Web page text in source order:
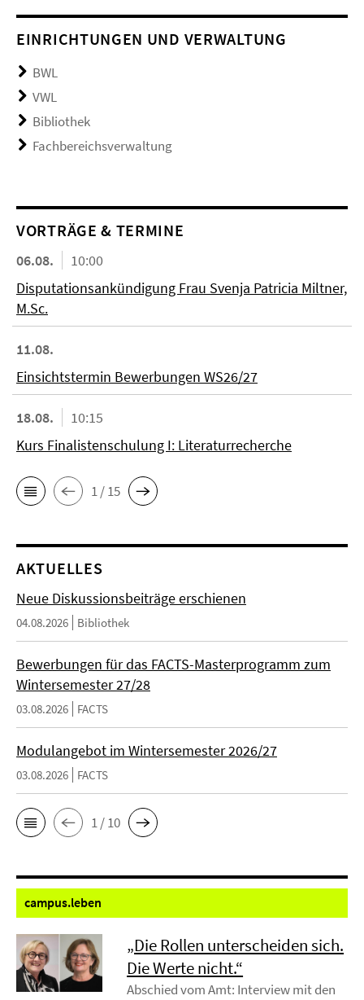
EINRICHTUNGEN UND VERWALTUNG
BWL
VWL
Bibliothek
Fachbereichsverwaltung
VORTRÄGE & TERMINE
06.08.
10:00
Disputationsankündigung Frau Svenja Patricia Miltner,
M.Sc.
11.08.
Einsichtstermin Bewerbungen WS26/27
18.08.
10:15
Kurs Finalistenschulung I: Literaturrecherche
1 / 15
AKTUELLES
Neue Diskussionsbeiträge erschienen
04.08.2026 Bibliothek
Bewerbungen für das FACTS-Masterprogramm zum
Wintersemester 27/28
03.08.2026 FACTS
Modulangebot im Wintersemester 2026/27
03.08.2026 FACTS
1 / 10
campus.leben
„Die Rollen unterscheiden sich.
Die Werte nicht.“
Abschied vom Amt: Interview mit den